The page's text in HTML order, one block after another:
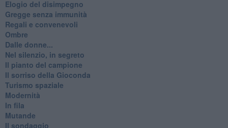
Elogio del disimpegno
Gregge senza immunità
Regali e convenevoli
Ombre
Dalle donne...
Nel silenzio, in segreto
Il pianto del campione
Il sorriso della Gioconda
Turismo spaziale
Modernità
In fila
Mutande
Il sondaggio